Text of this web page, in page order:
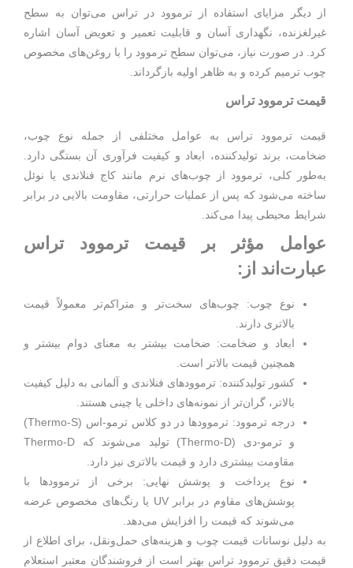
از دیگر مزایای استفاده از ترموود در تراس می‌توان به سطح
غیرلغزنده، نگهداری آسان و قابلیت تعمیر و تعویض آسان اشاره
کرد. در صورت نیاز، می‌توان سطح ترموود را با روغن‌های مخصوص
چوب ترمیم کرده و به ظاهر اولیه بازگرداند.
قیمت ترموود تراس
قیمت ترموود تراس به عوامل مختلفی از جمله نوع چوب،
ضخامت، برند تولیدکننده، ابعاد و کیفیت فرآوری آن بستگی دارد.
به‌طور کلی، ترموود از چوب‌های نرم مانند کاج فنلاندی یا نوئل
ساخته می‌شود که پس از عملیات حرارتی، مقاومت بالایی در برابر
شرایط محیطی پیدا می‌کند.
عوامل مؤثر بر قیمت ترموود تراس
عبارت‌اند از:
نوع چوب: چوب‌های سخت‌تر و متراکم‌تر معمولاً قیمت
بالاتری دارند.
ابعاد و ضخامت: ضخامت بیشتر به معنای دوام بیشتر و
همچنین قیمت بالاتر است.
کشور تولیدکننده: ترموودهای فنلاندی و آلمانی به دلیل کیفیت
بالاتر، گران‌تر از نمونه‌های داخلی یا چینی هستند.
درجه ترموود: ترموودها در دو کلاس ترمو-اس (Thermo-S)
و ترمو-دی (Thermo-D) تولید می‌شوند که Thermo-D
مقاومت بیشتری دارد و قیمت بالاتری نیز دارد.
نوع پرداخت و پوشش نهایی: برخی از ترموودها با
پوشش‌های مقاوم در برابر UV یا رنگ‌های مخصوص عرضه
می‌شوند که قیمت را افزایش می‌دهد.
به دلیل نوسانات قیمت چوب و هزینه‌های حمل‌ونقل، برای اطلاع از
قیمت دقیق ترموود تراس بهتر است از فروشندگان معتبر استعلام